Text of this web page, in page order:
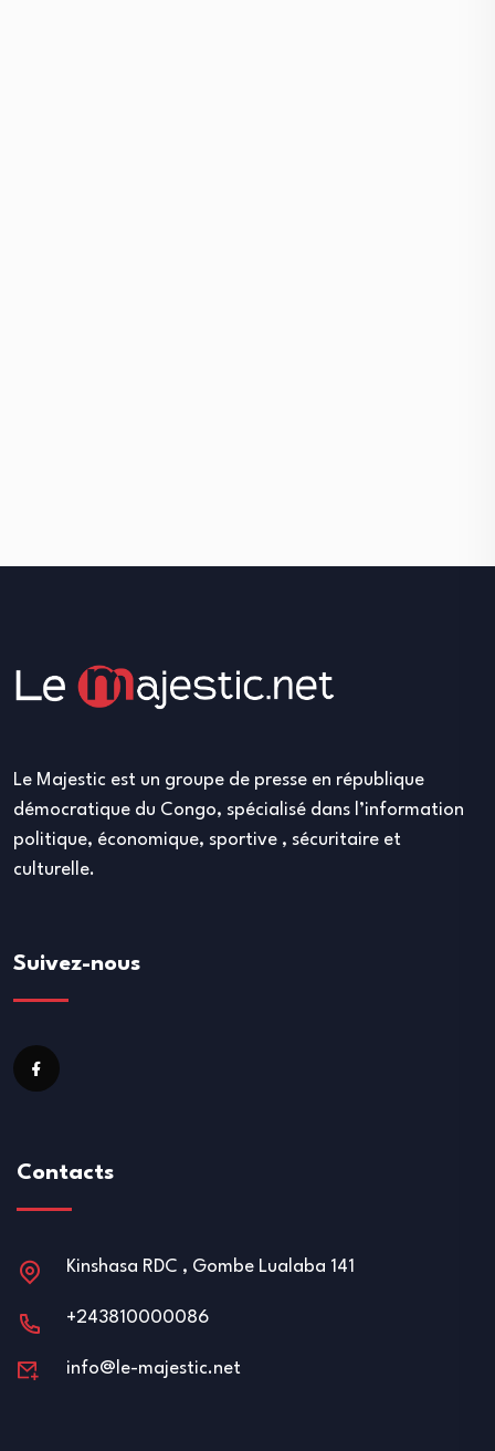
Le Majestic est un groupe de presse en république
démocratique du Congo, spécialisé dans l’information
politique, économique, sportive , sécuritaire et
culturelle.
Suivez-nous
Contacts
Kinshasa RDC , Gombe Lualaba 141
+243810000086
info@le-majestic.net